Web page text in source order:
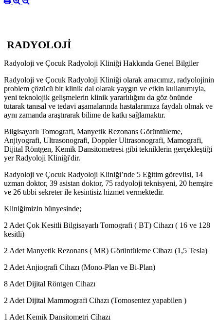
RADYOLOJİ
Radyoloji ve Çocuk Radyoloji Kliniği Hakkında Genel Bilgiler
Radyoloji ve Çocuk Radyoloji Kliniği olarak amacımız, radyolojinin
problem çözücü bir klinik dal olarak yaygın ve etkin kullanımıyla,
yeni teknolojik gelişmelerin klinik yararlılığını da göz önünde
tutarak tanısal ve tedavi aşamalarında hastalarımıza faydalı olmak ve
aynı zamanda araştırarak bilime de katkı sağlamaktır.
Bilgisayarlı Tomografi, Manyetik Rezonans Görüntüleme,
Anjiyografi, Ultrasonografi, Doppler Ultrasonografi, Mamografi,
Dijital Röntgen, Kemik Dansitometresi gibi tekniklerin gerçekleştiği
yer Radyoloji Kliniği'dir.
Radyoloji ve Çocuk Radyoloji Kliniği’nde 5 Eğitim görevlisi, 14
uzman doktor, 39 asistan doktor, 75 radyoloji teknisyeni, 20 hemşire
ve 26 tıbbi sekreter ile kesintisiz hizmet vermektedir.
Kliniğimizin bünyesinde;
2 Adet Çok Kesitli Bilgisayarlı Tomografi ( BT) Cihazı ( 16 ve 128
kesitli)
2 Adet Manyetik Rezonans ( MR) Görüntüleme Cihazı (1,5 Tesla)
2 Adet Anjiografi Cihazı (Mono-Plan ve Bi-Plan)
8 Adet Dijital Röntgen Cihazı
2 Adet Dijital Mammografi Cihazı (Tomosentez yapabilen )
1 Adet Kemik Dansitometri Cihazı